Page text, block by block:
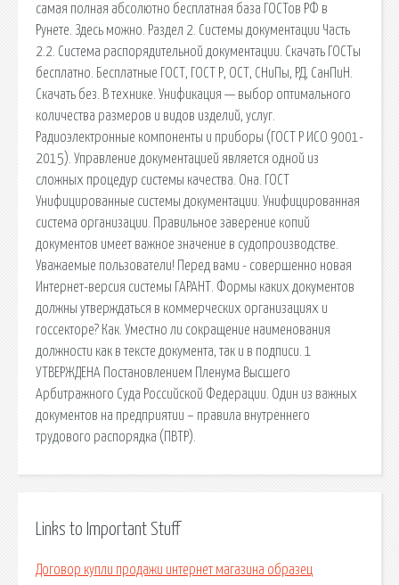
самая полная абсолютно бесплатная база ГОСТов РФ в
Рунете. Здесь можно. Раздел 2. Системы документации Часть
2.2. Система распорядительной документации. Скачать ГОСТы
бесплатно. Бесплатные ГОСТ, ГОСТ Р, ОСТ, СНиПы, РД, СанПиН.
Скачать без. В технике. Унификация — выбор оптимального
количества размеров и видов изделий, услуг.
Радиоэлектронные компоненты и приборы (ГОСТ Р ИСО 9001-
2015). Управление документацией является одной из
сложных процедур системы качества. Она. ГОСТ
Унифицированные системы документации. Унифицированная
система организации. Правильное заверение копий
документов имеет важное значение в судопроизводстве.
Уважаемые пользователи! Перед вами - совершенно новая
Интернет-версия системы ГАРАНТ. Формы каких документов
должны утверждаться в коммерческих организациях и
госсекторе? Как. Уместно ли сокращение наименования
должности как в тексте документа, так и в подписи. 1
УТВЕРЖДЕНА Постановлением Пленума Высшего
Арбитражного Суда Российской Федерации. Один из важных
документов на предприятии – правила внутреннего
трудового распорядка (ПВТР).
Links to Important Stuff
Договор купли продажи интернет магазина образец